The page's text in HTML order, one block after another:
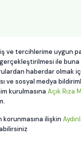
ve tercihlerime uygun
ile buna
haberdar olmak
ve sosyal medya
kurulmasına Açık Rıza
korunmasına ilişkin